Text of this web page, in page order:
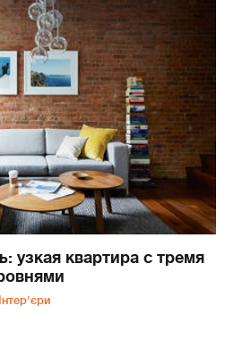
узкая квартира с тремя
Інтер'єри